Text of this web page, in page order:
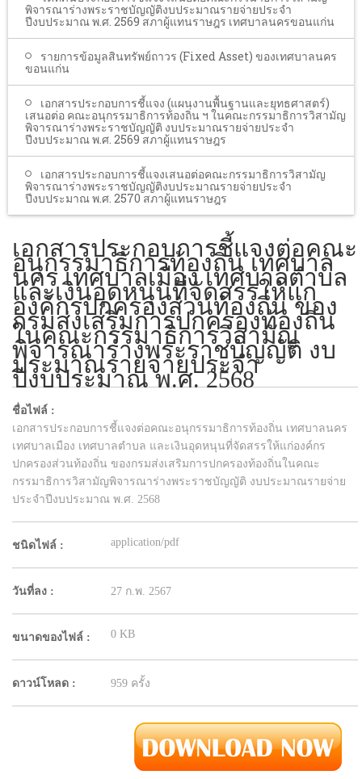
พิจารณาร่างพระราชบัญญัติงบประมาณรายจ่ายประจำ
ปีงบประมาณ พ.ศ. 2569 สภาผู้แทนราษฎร เทศบาลนครขอนแก่น
รายการข้อมูลสินทรัพย์ถาวร (Fixed Asset) ของเทศบาลนคร
ขอนแก่น
เอกสารประกอบการชี้แจง (แผนงานพื้นฐานและยุทธศาสตร์)
เสนอต่อ คณะอนุกรรมาธิการท้องถิ่น ฯ ในคณะกรรมาธิการวิสามัญ
พิจารณาร่างพระราชบัญญัติ งบประมาณรายจ่ายประจำ
ปีงบประมาณ พ.ศ. 2569 สภาผู้แทนราษฎร
เอกสารประกอบการชี้แจงเสนอต่อคณะกรรมาธิการวิสามัญ
พิจารณาร่างพระราชบัญญัติงบประมาณรายจ่ายประจำ
ปีงบประมาณ พ.ศ. 2570 สภาผู้แทนราษฎร
เอกสารประกอบการชี้แจงต่อคณะ
อนุกรรมาธิการท้องถิ่น เทศบาล
นคร เทศบาลเมือง เทศบาลตำบล
และเงินอุดหนุนที่จัดสรรให้แก่
องค์กรปกครองส่วนท้องถิ่น ของ
กรมส่งเสริมการปกครองท้องถิ่น
ในคณะกรรมาธิการวิสามัญ
พิจารณาร่างพระราชบัญญัติ งบ
ประมาณรายจ่ายประจำ
ปีงบประมาณ พ.ศ. 2568
ชื่อไฟล์ :
เอกสารประกอบการชี้แจงต่อคณะอนุกรรมาธิการท้องถิ่น เทศบาลนคร
เทศบาลเมือง เทศบาลตำบล และเงินอุดหนุนที่จัดสรรให้แก่องค์กร
ปกครองส่วนท้องถิ่น ของกรมส่งเสริมการปกครองท้องถิ่นในคณะ
กรรมาธิการวิสามัญพิจารณาร่างพระราชบัญญัติ งบประมาณรายจ่าย
ประจำปีงบประมาณ พ.ศ. 2568
ชนิดไฟล์ : application/pdf
วันที่ลง : 27 ก.พ. 2567
ขนาดของไฟล์ : 0 KB
ดาวน์โหลด : 959 ครั้ง